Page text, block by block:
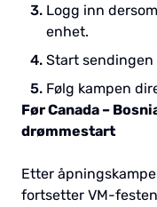
Logg inn
enhet.
Start
Følg kampen
Før Canada –
drømmestart
Etter
fortsetter VM-